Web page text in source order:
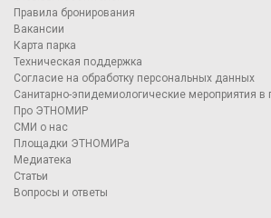
Правила бронирования
Вакансии
Карта парка
Техническая поддержка
Согласие на обработку персональных данных
Санитарно-эпидемиологические мероприятия в
Про ЭТНОМИР
СМИ о нас
Площадки ЭТНОМИРа
Медиатека
Статьи
Вопросы и ответы